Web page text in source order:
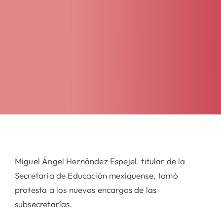
Miguel Ángel Hernández Espejel, titular de la
Secretaría de Educación mexiquense, tomó
protesta a los nuevos encargos de las
subsecretarías.